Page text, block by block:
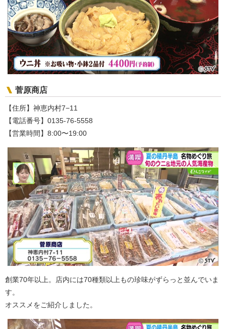
菅原商店
【住所】神恵内村7−11
【電話番号】0135-76-5558
【営業時間】8:00〜19:00
創業70年以上。店内には70種類以上もの珍味がずらっと並んでいま
す。
オススメをご紹介しました。